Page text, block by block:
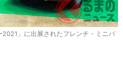
2021」に出展されたフレンチ・ミニバ